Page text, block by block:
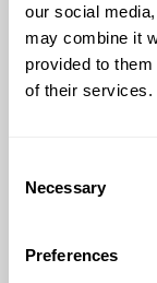
our social
may combine it
provided to
of their services.
Selection
Necessary
Preferences
I nostri esperti ti
tua auto
Durante i mesi
dotazione), o in